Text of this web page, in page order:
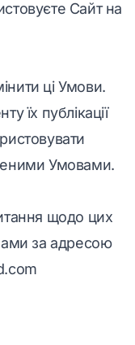
Сайт на
ці Умови.
їх публікації
Умовами.
щодо цих
за адресою